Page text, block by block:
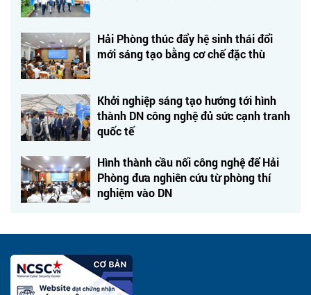
Hải Phòng thúc đẩy hệ sinh thái đổi
mới sáng tạo bằng cơ chế đặc thù
Khởi nghiệp sáng tạo hướng tới hình
thành DN công nghệ đủ sức cạnh tranh
quốc tế
Hình thành cầu nối công nghệ để Hải
Phòng đưa nghiên cứu từ phòng thí
nghiệm vào DN